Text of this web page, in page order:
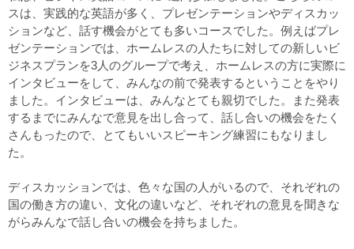
スは、実践的な英語が多く、プレゼンテーションやディスカッ
ションなど、話す機会がとても多いコースでした。例えばプレ
ゼンテーションでは、ホームレスの人たちに対しての新しいビ
ジネスプランを3人のグループで考え、ホームレスの方に実際に
インタビューをして、みんなの前で発表するということをやり
ました。インタビューは、みんなとても親切でした。また発表
するまでにみんなで意見を出し合って、話し合いの機会をたく
さんもったので、とてもいいスピーキング練習にもなりまし
た。
ディスカッションでは、色々な国の人がいるので、それぞれの
国の働き方の違い、文化の違いなど、それぞれの意見を聞きな
がらみんなで話し合いの機会を持ちました。